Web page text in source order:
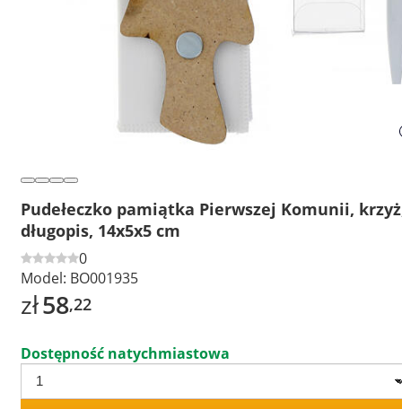
Pudełeczko pamiątka Pierwszej Komunii,
długopis, 14x5x5 cm
0
Model: BO001935
zł58,22
Dostępność natychmiastowa